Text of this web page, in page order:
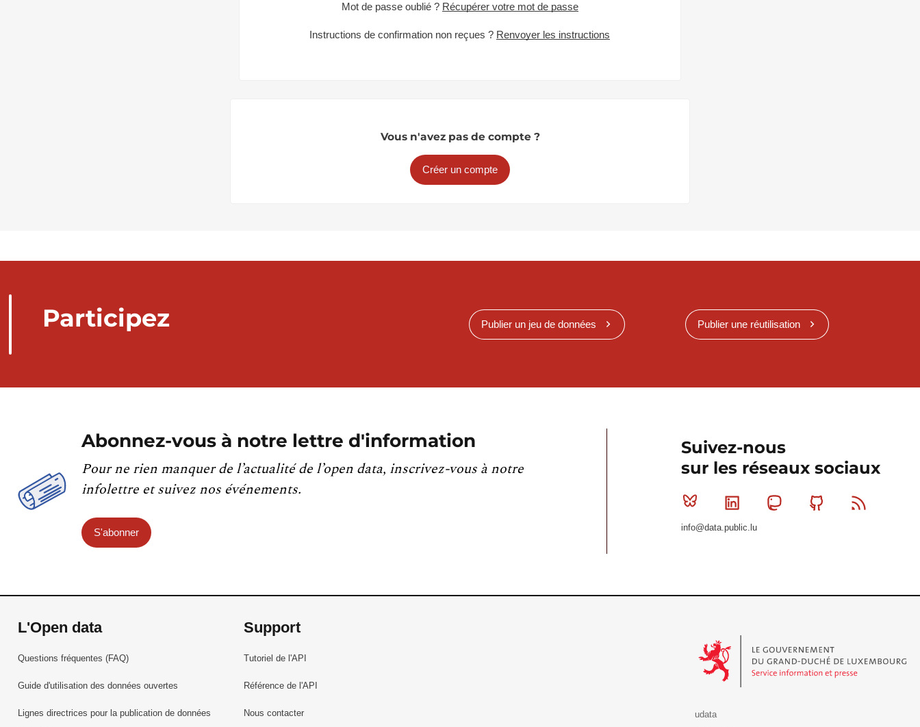
Mot de passe oublié ? Récupérer votre mot de passe
Instructions de confirmation non reçues ? Renvoyer les instructions
Vous n'avez pas de compte ?
Créer un compte
Participez Publier un jeu de données Publier une réutilisation
Abonnez-vous à notre lettre d'information
Pour ne rien manquer de l’actualité de l’open data, inscrivez-vous à notre
infolettre et suivez nos événements.
S'abonner
Suivez-nous
sur les réseaux sociaux
Bluesky Linkedin MastodonGithub
info@data.public.lu
L'Open data
Questions fréquentes (FAQ)
Guide d'utilisation des données ouvertes
Lignes directrices pour la publication de données
Support
Tutoriel de l'API
Référence de l'API
Nous contacter
udata